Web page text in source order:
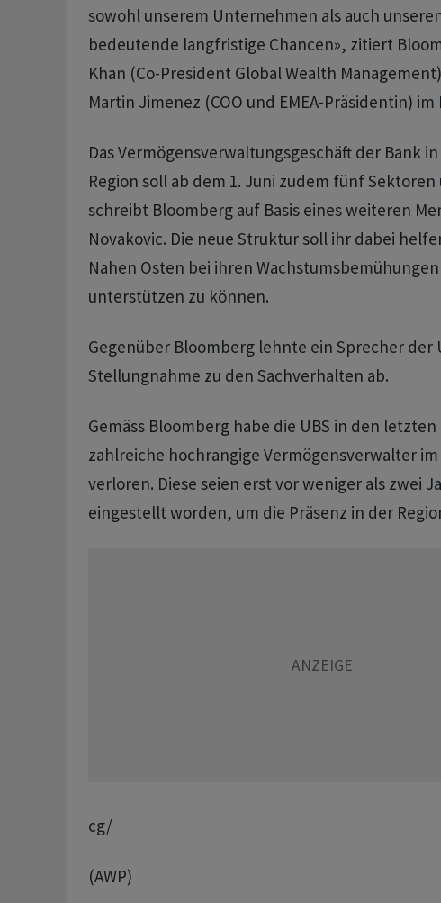
sowohl unserem Unternehmen als auch
bedeutende langfristige Chancen», zitiert
Khan (Co-President Global Wealth
Martin Jimenez (COO und EMEA-Präsidentin) im
Das Vermögensverwaltungsgeschäft der Bank in
Region soll ab dem 1. Juni zudem fünf Sektoren
schreibt Bloomberg auf Basis eines weiteren
Novakovic. Die neue Struktur soll ihr dabei
Nahen Osten bei ihren
unterstützen zu können.
Gegenüber Bloomberg lehnte ein Sprecher der
Stellungnahme zu den Sachverhalten ab.
Gemäss Bloomberg habe die UBS in den
zahlreiche hochrangige Vermögensverwalter
verloren. Diese seien erst vor weniger als zwei
eingestellt worden, um die Präsenz in der
cg/
(AWP)